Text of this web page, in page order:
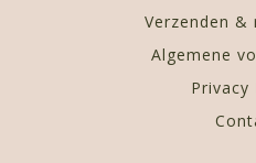
Verzenden &
Algemene
Privacy